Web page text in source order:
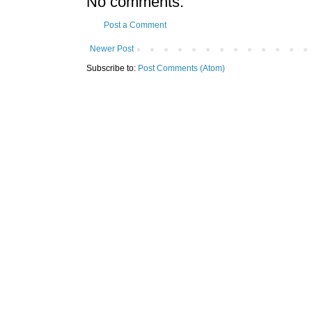
Post a Comment
Newer Post
Subscribe to: Post Comments (Atom)